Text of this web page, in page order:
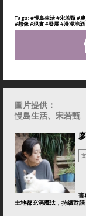
Tags: #慢島生活#宋若甄#
#想像#現實#發展#漫漫地酒
圖片提供：
慢島生活、宋若甄
書
土地都充滿魔法，持續對話